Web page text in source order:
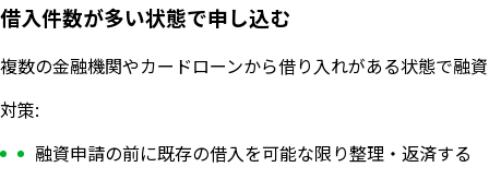
借入件数が多い状態で申し込む
複数の金融機関やカードローンから借り入れがある状態で融
対策:
融資申請の前に既存の借入を可能な限り整理・返済する